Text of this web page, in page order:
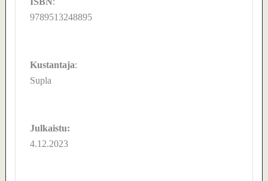
9789513248895
Kustantaja:
Supla
Julkaistu:
4.12.2023